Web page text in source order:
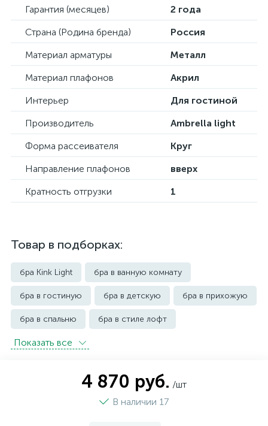
Гарантия (месяцев)
2 года
Страна (Родина бренда)
Россия
Материал арматуры
Металл
Материал плафонов
Акрил
Интерьер
Для гостиной
Производитель
Ambrella light
Форма рассеивателя
Круг
Направление плафонов
вверх
Кратность отгрузки
1
Товар в подборках:
бра Kink Light бра в ванную комнату
бра в гостиную бра в детскую бра в прихожую
бра в спальню бра в стиле лофт
бра в стиле хай тек
бра уличные бра черные
Показать всe
4 870 руб. /шт
В наличии 17